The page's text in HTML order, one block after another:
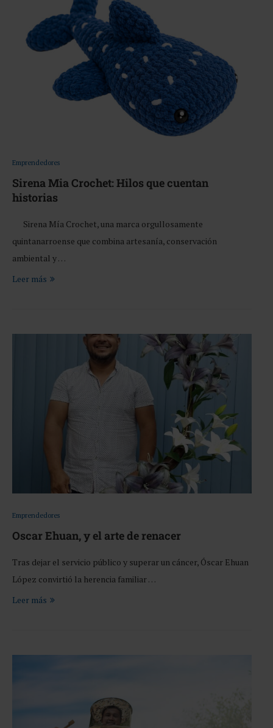
Emprendedores
Sirena Mia Crochet: Hilos que cuentan
historias
Sirena Mía Crochet, una marca orgullosamente
quintanarroense que combina artesanía, conservación
ambiental y …
Leer más
Emprendedores
Oscar Ehuan, y el arte de renacer
Tras dejar el servicio público y superar un cáncer, Óscar Ehuan
López convirtió la herencia familiar …
Leer más